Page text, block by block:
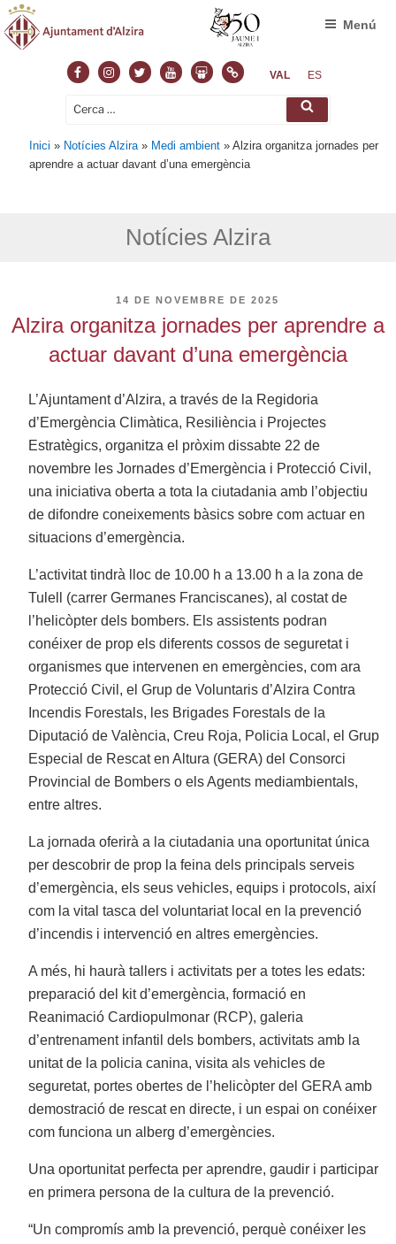
FacebookInstagram
TwitterYoutubeSlideshare
NormasVAL ES
Cerca: Cerca
Menú
Inici » Notícies Alzira » Medi ambient »Alzira organitza jornades per
aprendre a actuar davant d’una emergència
Notícies Alzira
PUBLICAT
14 DE NOVEMBRE DE 2025
Alzira organitza jornades per aprendre a
actuar davant d’una emergència
L’Ajuntament d’Alzira, a través de la Regidoria
d’Emergència Climàtica, Resiliència i Projectes
Estratègics, organitza el pròxim dissabte 22 de
novembre les Jornades d’Emergència i Protecció Civil,
una iniciativa oberta a tota la ciutadania amb l’objectiu
de difondre coneixements bàsics sobre com actuar en
situacions d’emergència.
L’activitat tindrà lloc de 10.00 h a 13.00 h a la zona de
Tulell (carrer Germanes Franciscanes), al costat de
l’helicòpter dels bombers. Els assistents podran
conéixer de prop els diferents cossos de seguretat i
organismes que intervenen en emergències, com ara
Protecció Civil, el Grup de Voluntaris d’Alzira Contra
Incendis Forestals, les Brigades Forestals de la
Diputació de València, Creu Roja, Policia Local, el Grup
Especial de Rescat en Altura (GERA) del Consorci
Provincial de Bombers o els Agents mediambientals,
entre altres.
La jornada oferirà a la ciutadania una oportunitat única
per descobrir de prop la feina dels principals serveis
d’emergència, els seus vehicles, equips i protocols, així
com la vital tasca del voluntariat local en la prevenció
d’incendis i intervenció en altres emergències.
A més, hi haurà tallers i activitats per a totes les edats:
preparació del kit d’emergència, formació en
Reanimació Cardiopulmonar (RCP), galeria
d’entrenament infantil dels bombers, activitats amb la
unitat de la policia canina, visita als vehicles de
seguretat, portes obertes de l’helicòpter del GERA amb
demostració de rescat en directe, i un espai on conéixer
com funciona un alberg d’emergències.
Una oportunitat perfecta per aprendre, gaudir i participar
en primera persona de la cultura de la prevenció.
“Un compromís amb la prevenció, perquè conéixer les